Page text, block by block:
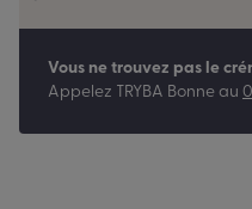
Vous ne trouvez pas le
Appelez TRYBA Bonne au